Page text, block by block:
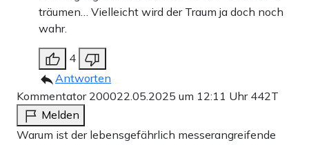
träumen… Vielleicht wird der Traum ja doch noch
wahr.
4
Antworten
Kommentator 200022.05.2025 um 12:11 Uhr 442T
Melden
Warum ist der lebensgefährlich messerangreifende